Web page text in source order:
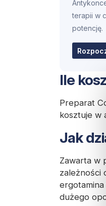
terapii w
potencję.
Ile
Preparat
kosztuje w
Jak
Zawarta w
zależności
dużego